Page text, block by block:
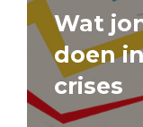
Wat
doen
crises